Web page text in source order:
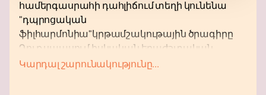
համերգասրահի դահլիճում տեղի կունենա
"դպրոցական
ֆիլհարմոնիա"կրթամշակութային ծրագիրը
Դուք սպասում իսկական երաժշտական
extravaganza! Նվագախումբը կկատարի
Կարդալ շարունակությունը...